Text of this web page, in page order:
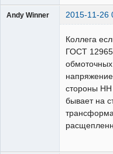
Andy Winner 2015-11-26
Коллега
ГОСТ
стороны НН
бывает на